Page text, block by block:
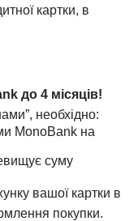
картки, в
до 4 місяців!
необхідно:
MonoBank на
суму
вашої картки в
покупки.